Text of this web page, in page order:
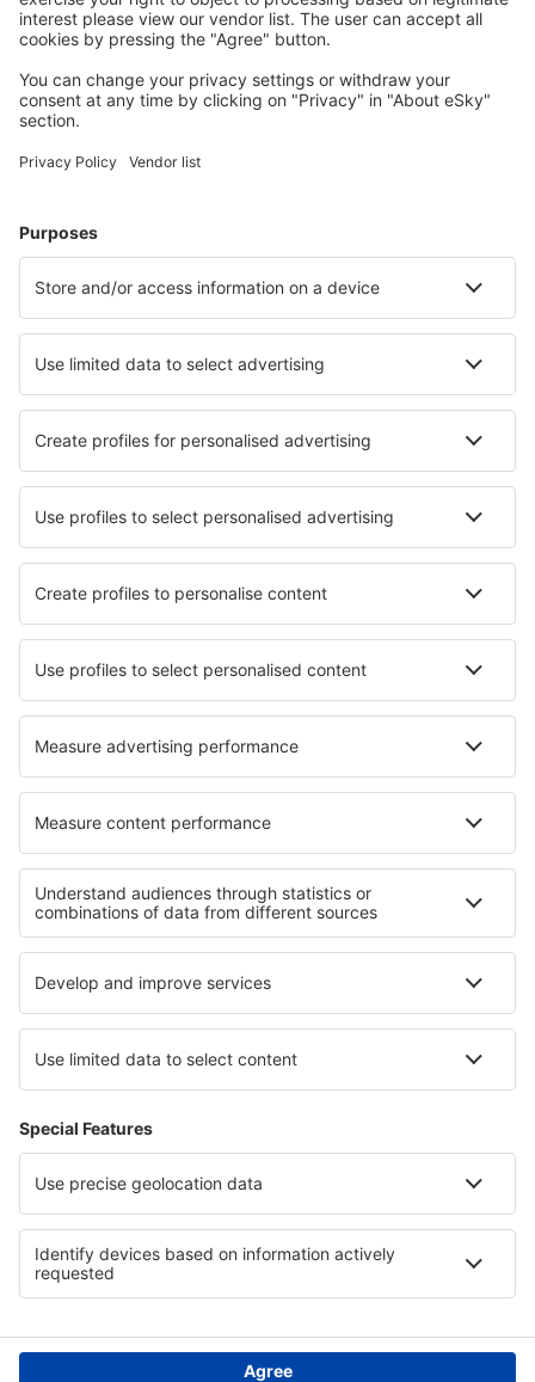
Kies uit meer dan 1,3 miljoen accommodaties: hotels,
jeugdherbergen, appartementen en meer.
gebruikers
Verblijf in Chania Verblijf in Lefkada
Verblijf in Karpenissi Verblijf in Kallithea (Rhodes)
Verblijf in Karterados Verblijf in Antiparos
Beste accommodatie - steden
Verblijf in Hohnstein Verblijf in Dworp Verblijf in Allariz
Verblijf in Machy Verblijf in Monthodon
Verblijf in Morgantown Verblijf Foros Do Locario
Verblijf in Speicher
Beste accommodatie - regio's
Verblijf in Skopelos Verblijf in Attica Verblijf op Kreta
Verblijf op Korfoe Verblijf op Milos Verblijf in Montafon
Verblijf in Middle Pomerania
Verblijf in Bohol Verblijf on North Sea Coast